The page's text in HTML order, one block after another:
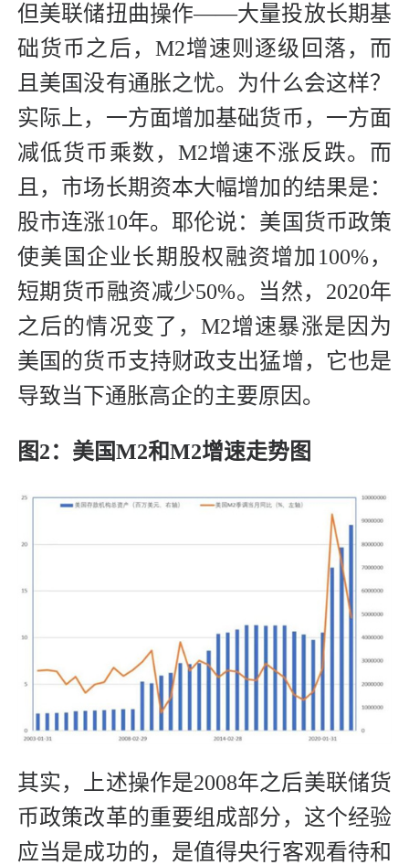
但美联储扭曲操作——大量投放长期基
础货币之后，M2增速则逐级回落，而
且美国没有通胀之忧。为什么会这样？
实际上，一方面增加基础货币，一方面
减低货币乘数，M2增速不涨反跌。而
且，市场长期资本大幅增加的结果是：
股市连涨10年。耶伦说：美国货币政策
使美国企业长期股权融资增加100%，
短期货币融资减少50%。当然，2020年
之后的情况变了，M2增速暴涨是因为
美国的货币支持财政支出猛增，它也是
导致当下通胀高企的主要原因。
图2：美国M2和M2增速走势图
其实，上述操作是2008年之后美联储货
币政策改革的重要组成部分，这个经验
应当是成功的，是值得央行客观看待和